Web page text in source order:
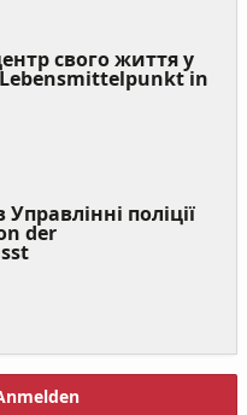
свого життя у
in
поліції
der